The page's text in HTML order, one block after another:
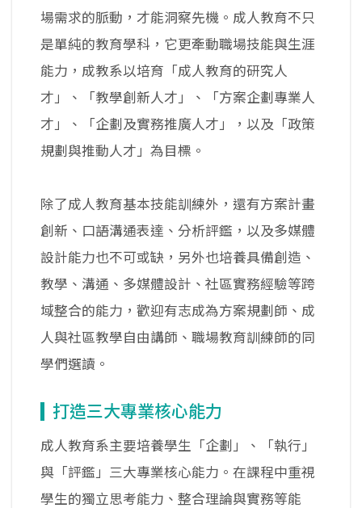
場需求的脈動，才能洞察先機。成人教育不只
是單純的教育學科，它更牽動職場技能與生涯
能力，成教系以培育「成人教育的研究人
才」、「教學創新人才」、「方案企劃專業人
才」、「企劃及實務推廣人才」，以及「政策
規劃與推動人才」為目標。
除了成人教育基本技能訓練外，還有方案計畫
創新、口語溝通表達、分析評鑑，以及多媒體
設計能力也不可或缺，另外也培養具備創造、
教學、溝通、多媒體設計、社區實務經驗等跨
域整合的能力，歡迎有志成為方案規劃師、成
人與社區教學自由講師、職場教育訓練師的同
學們選讀。
打造三大專業核心能力
成人教育系主要培養學生「企劃」、「執行」
與「評鑑」三大專業核心能力。在課程中重視
學生的獨立思考能力、整合理論與實務等能